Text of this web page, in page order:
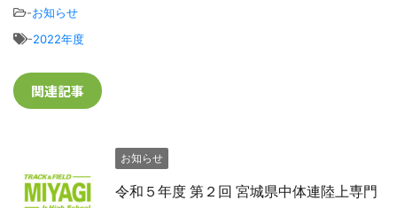
-お知らせ
-2022年度
関連記事
お知らせ
令和５年度 第２回 宮城県中体連陸上専門